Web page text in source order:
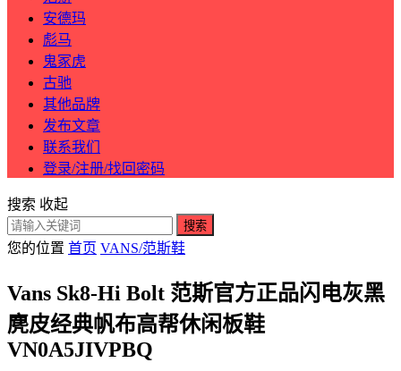
安德玛
彪马
鬼冢虎
古驰
其他品牌
发布文章
联系我们
登录/注册/找回密码
搜索 收起
搜索
您的位置 首页 VANS/范斯鞋
Vans Sk8-Hi Bolt 范斯官方正品闪电灰黑
麂皮经典帆布高帮休闲板鞋
VN0A5JIVPBQ